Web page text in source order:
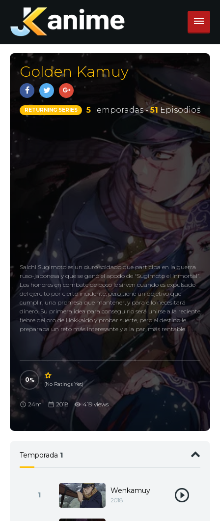
Golden Kamuy
RETURNING SERIES 5Temporadas -51 Episodios
Saichi Sugimoto es un duro soldado que participa en la guerra
ruso-japonesa y que se ganó el apodo de “Sugimoto el Inmortal”.
Los honores en combate de poco le sirven cuando es expulsado
del ejército por cierto incidente, pero tiene un objetivo que
cumplir, una promesa que mantener, y para ello necesitará
dinero. Su primera idea para conseguirlo será unirse a la reciente
fiebre del oro de Hokkaido y probar suerte, pero el destino le
preparaba un reto más interesante y a la par, más rentable.
0
(No Ratings Yet)
24m 2018 419 views
Temporada 1
1 Wenkamuy
2018